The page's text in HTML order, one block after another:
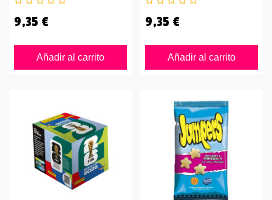
9,35 €
Añadir al carrito
9,35 €
Añadir al carrito